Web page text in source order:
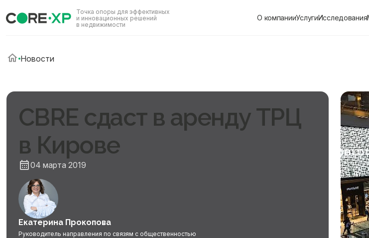
Точка опоры для эффективных
и инновационных решений
в недвижимости
О компанииУслугиИсследования
Новости
CBRE сдаст в аренду ТРЦ
в Кирове
04 марта 2019
Екатерина Прокопова
Руководитель направления по связям с общественностью